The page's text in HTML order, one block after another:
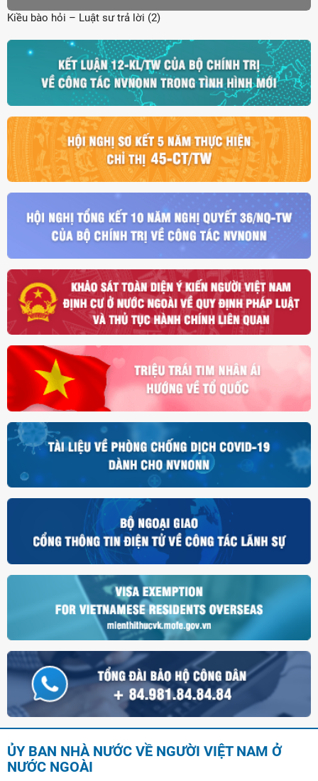
Kiều bào hỏi – Luật sư trả lời (2)
ỦY BAN NHÀ NƯỚC VỀ NGƯỜI VIỆT NAM Ở
NƯỚC NGOÀI